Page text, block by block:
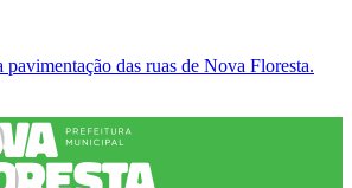
pavimentação das ruas de Nova Floresta.